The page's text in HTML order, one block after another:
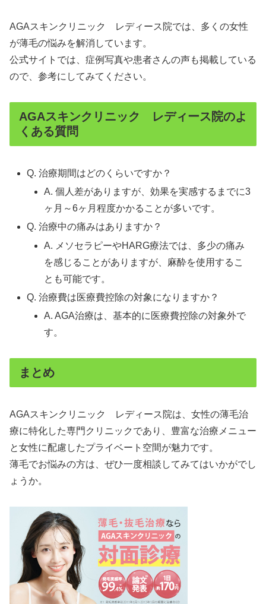
AGAスキンクリニック レディース院では、多くの女性
が薄毛の悩みを解消しています。
公式サイトでは、症例写真や患者さんの声も掲載している
ので、参考にしてみてください。
AGAスキンクリニック レディース院のよ
くある質問
Q. 治療期間はどのくらいですか？
A. 個人差がありますが、効果を実感するまでに3
ヶ月～6ヶ月程度かかることが多いです。
Q. 治療中の痛みはありますか？
A. メソセラピーやHARG療法では、多少の痛み
を感じることがありますが、麻酔を使用するこ
とも可能です。
Q. 治療費は医療費控除の対象になりますか？
A. AGA治療は、基本的に医療費控除の対象外で
す。
まとめ
AGAスキンクリニック レディース院は、女性の薄毛治
療に特化した専門クリニックであり、豊富な治療メニュー
と女性に配慮したプライベート空間が魅力です。
薄毛でお悩みの方は、ぜひ一度相談してみてはいかがでし
ょうか。